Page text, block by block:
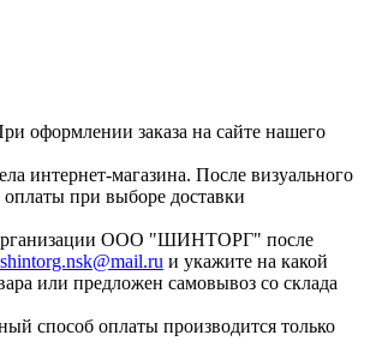
оформлении заказа на сайте нашего
интернет-магазина. После визуального
при выборе доставки
организации ООО "ШИНТОРГ" после
shintorg.nsk@mail.ru и укажите на какой
или предложен самовывоз со склада
способ оплаты производится только